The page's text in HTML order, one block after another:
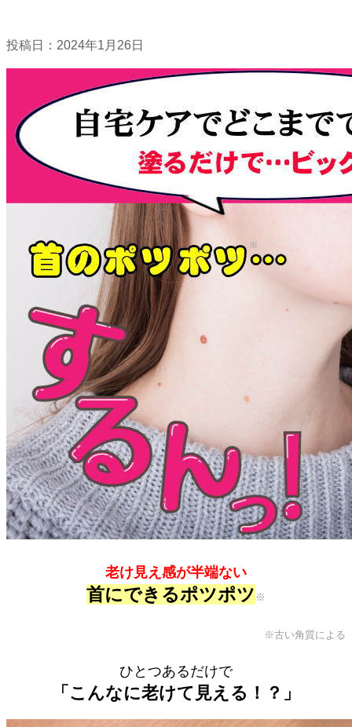
投稿日： 2024年1月26日
老け見え感が半端ない
首にできるポツポツ ※
※古い角質による
ひとつあるだけで
「こんなに老けて見える！？」